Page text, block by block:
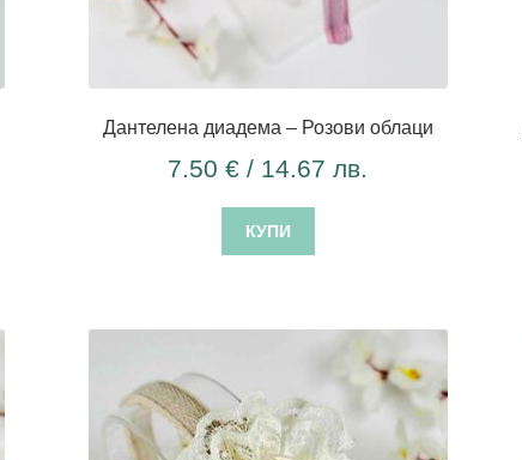
Дантелена диадема – Розови облаци
7.50€ / 14.67 лв.
КУПИ